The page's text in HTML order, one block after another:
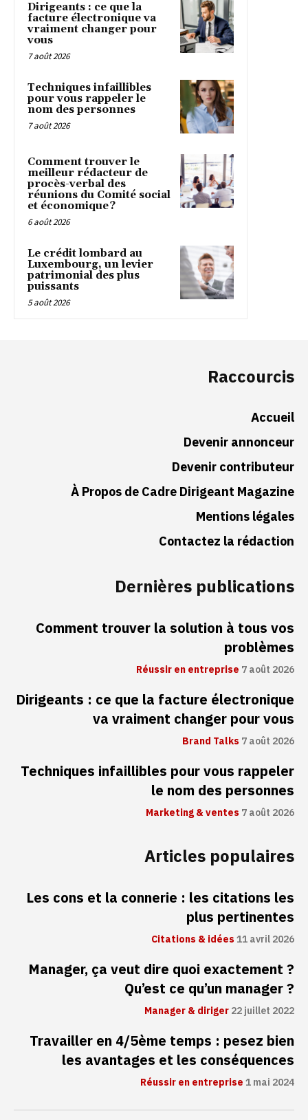
Dirigeants : ce que la
facture électronique va
vraiment changer pour
vous
7 août 2026
Techniques infaillibles
pour vous rappeler le
nom des personnes
7 août 2026
Comment trouver le
meilleur rédacteur de
procès-verbal des
réunions du Comité social
et économique ?
6 août 2026
Le crédit lombard au
Luxembourg, un levier
patrimonial des plus
puissants
5 août 2026
Raccourcis
Accueil
Devenir annonceur
Devenir contributeur
À Propos de Cadre Dirigeant Magazine
Mentions légales
Contactez la rédaction
Dernières publications
Comment trouver la solution à tous vos
problèmes
Réussir en entreprise 7 août 2026
Dirigeants : ce que la facture électronique
va vraiment changer pour vous
Brand Talks7 août 2026
Techniques infaillibles pour vous rappeler
le nom des personnes
Marketing & ventes7 août 2026
Articles populaires
Les cons et la connerie : les citations les
plus pertinentes
Citations & idées11 avril 2026
Manager, ça veut dire quoi exactement ?
Qu’est ce qu’un manager ?
Manager & diriger22 juillet 2022
Travailler en 4/5ème temps : pesez bien
les avantages et les conséquences
Réussir en entreprise1 mai 2024